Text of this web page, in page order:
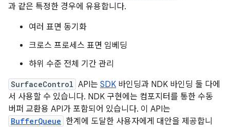
과 같은 특정한 경우에 유용합니다.
여러 표면 동기화
크로스 프로세스 표면 임베딩
하위 수준 전체 기간 관리
SurfaceControl API는 SDK 바인딩과 NDK 바인딩 둘 다에
서 사용할 수 있습니다. NDK 구현에는 컴포지터를 통한 수동
버퍼 교환용 API가 포함되어 있습니다. 이 API는
BufferQueue 한계에 도달한 사용자에게 대안을 제공합니